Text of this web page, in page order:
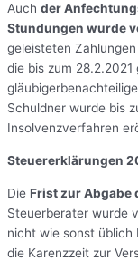
Auch der
Stundungen wurde
geleisteten
die bis zum
Schuldner wurde bis
Insolvenzverfahren
Steuererklärungen
Die Frist zur Abgabe
Steuerberater wurde
nicht wie sonst üblich
die Karenzzeit zur